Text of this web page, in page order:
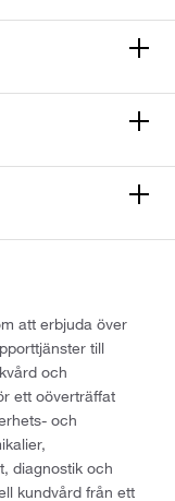
att erbjuda över
till
och
ett oöverträffat
och
diagnostik och
kundvård från ett